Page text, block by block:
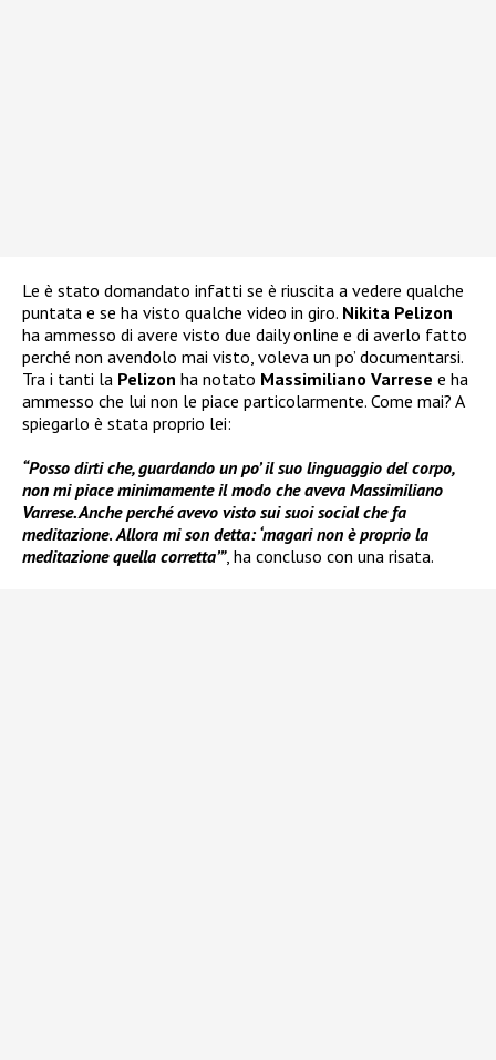
Le è stato domandato infatti se è riuscita a vedere qualche
puntata e se ha visto qualche video in giro. Nikita Pelizon
ha ammesso di avere visto due daily online e di averlo fatto
perché non avendolo mai visto, voleva un po’ documentarsi.
Tra i tanti la Pelizon ha notato Massimiliano Varrese e ha
ammesso che lui non le piace particolarmente. Come mai? A
spiegarlo è stata proprio lei:
“Posso dirti che, guardando un po’ il suo linguaggio del corpo,
non mi piace minimamente il modo che aveva Massimiliano
Varrese. Anche perché avevo visto sui suoi social che fa
meditazione. Allora mi son detta: ‘magari non è proprio la
meditazione quella corretta’”, ha concluso con una risata.